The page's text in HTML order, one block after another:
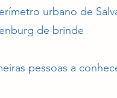
urbano de
de brinde
pessoas a